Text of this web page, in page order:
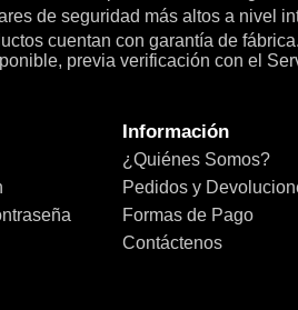
de seguridad más altos a nivel
cuentan con garantía de
previa verificación con el
Información
¿Quiénes Somos?
Pedidos y
Formas de Pago
Contáctenos